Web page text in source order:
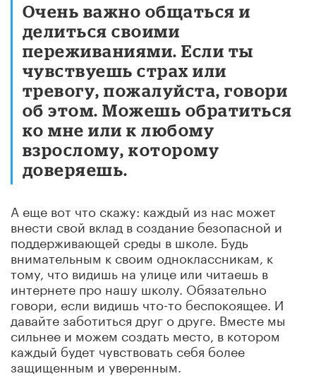
Очень важно общаться и
делиться своими
переживаниями. Если ты
чувствуешь страх или
тревогу, пожалуйста, говори
об этом. Можешь обратиться
ко мне или к любому
взрослому, которому
доверяешь.
А еще вот что скажу: каждый из нас может
внести свой вклад в создание безопасной и
поддерживающей среды в школе. Будь
внимательным к своим одноклассникам, к
тому, что видишь на улице или читаешь в
интернете про нашу школу. Обязательно
говори, если видишь что-то беспокоящее. И
давайте заботиться друг о друге. Вместе мы
сильнее и можем создать место, в котором
каждый будет чувствовать себя более
защищенным и уверенным.